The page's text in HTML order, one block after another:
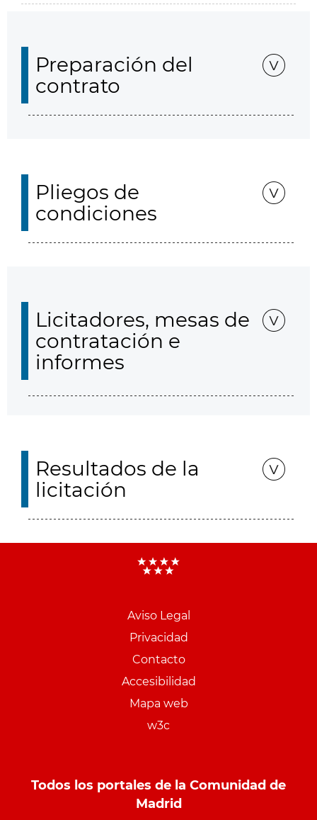
Preparación del
contrato
Pliegos de
condiciones
Licitadores, mesas de
contratación e
informes
Resultados de la
licitación
Aviso Legal
Privacidad
Contacto
Accesibilidad
Mapa web
w3c
Todos los portales de la Comunidad de
Madrid